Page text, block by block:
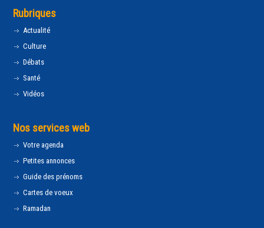
Rubriques
Actualité
Culture
Débats
Santé
Vidéos
Nos services web
Votre agenda
Petites annonces
Guide des prénoms
Cartes de voeux
Ramadan